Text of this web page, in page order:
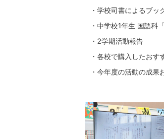
・学校司書によるブッ
・中学校1年生 国語科
・2学期活動報告
・各校で購入したおす
・今年度の活動の成果